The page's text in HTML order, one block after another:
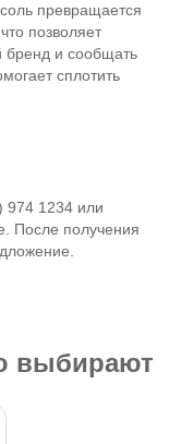
превращается
позволяет
бренд и сообщать
сплотить
974 1234 или
После получения
выбирают